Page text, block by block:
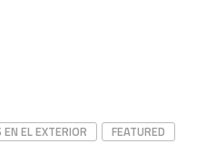
EL EXTERIOR
FEATURED